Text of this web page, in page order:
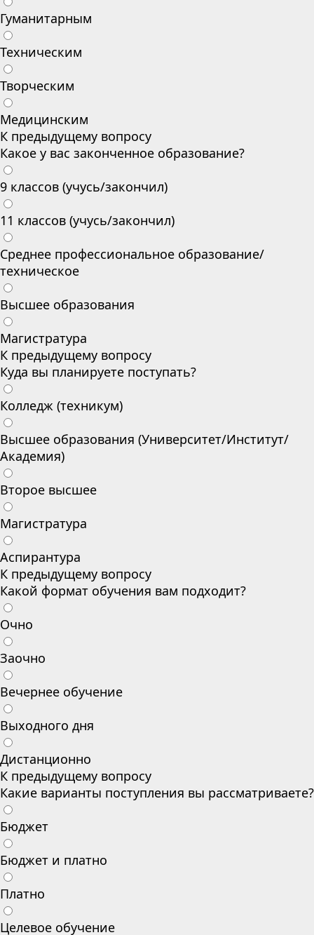
Гуманитарным
Техническим
Творческим
Медицинским
К предыдущему вопросу
Какое у вас законченное образование?
9 классов (учусь/закончил)
11 классов (учусь/закончил)
Среднее профессиональное образование/
техническое
Высшее образования
Магистратура
К предыдущему вопросу
Куда вы планируете поступать?
Колледж (техникум)
Высшее образования (Университет/Институт/
Академия)
Второе высшее
Магистратура
Аспирантура
К предыдущему вопросу
Какой формат обучения вам подходит?
Очно
Заочно
Вечернее обучение
Выходного дня
Дистанционно
К предыдущему вопросу
Какие варианты поступления вы рассматриваете?
Бюджет
Бюджет и платно
Платно
Целевое обучение